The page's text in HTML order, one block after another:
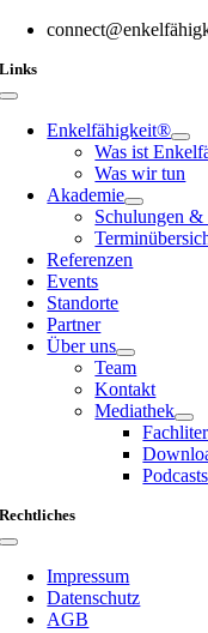
Links
Toggle
NavigationEnkelfähigkeit®
Was ist
Was wir tun
Akademie
Schulungen &
Referenzen
Events
Standorte
Partner
Über uns
Team
Kontakt
Mediathek
Podcasts
Rechtliches
Toggle
NavigationImpressum
Datenschutz
AGB